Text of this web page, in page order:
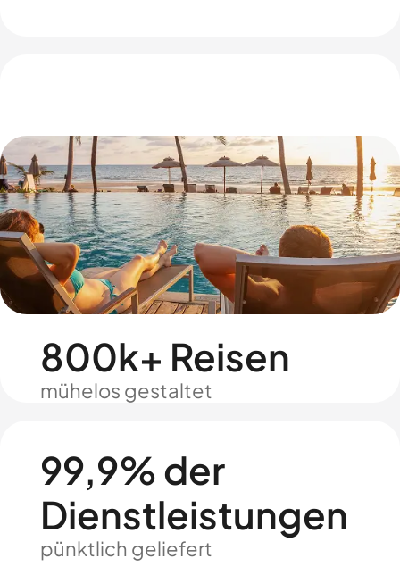
800k+ Reisen
mühelos gestaltet
99,9% der
Dienstleistungen
pünktlich geliefert